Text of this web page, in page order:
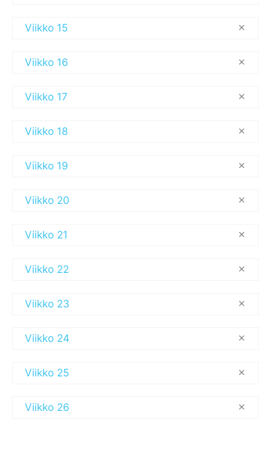
Viikko 15
Viikko 16
Viikko 17
Viikko 18
Viikko 19
Viikko 20
Viikko 21
Viikko 22
Viikko 23
Viikko 24
Viikko 25
Viikko 26